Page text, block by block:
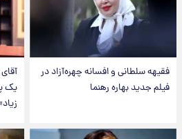
فقیهه سلطانی و افسانه چهره‌آزاد در
فیلم جدید بهاره رهنما
یک